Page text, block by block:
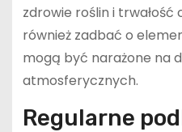
zdrowie roślin i trwałość
również zadbać o
mogą być narażone na
atmosferycznych.
Regularne